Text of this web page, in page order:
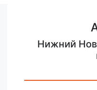
Нижний